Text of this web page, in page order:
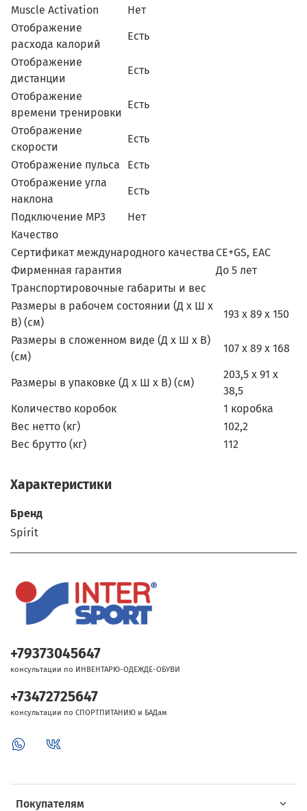
Muscle Activation
Нет
Отображение
расхода калорий
Есть
Отображение
дистанции
Есть
Отображение
времени тренировки
Есть
Отображение
скорости
Есть
Отображение пульса
Есть
Отображение угла
наклона
Есть
Подключение MP3
Нет
Качество
Сертификат международного качества CE+GS, EAC
Фирменная гарантия
До 5 лет
Транспортировочные габариты и вес
Размеры в рабочем состоянии (Д х Ш х
В) (см)
193 х 89 х 150
Размеры в сложенном виде (Д х Ш х В)
(см)
107 х 89 х 168
Размеры в упаковке (Д х Ш х В) (см)
203,5 х 91 х
38,5
Количество коробок
1 коробка
Вес нетто (кг)
102,2
Вес брутто (кг)
112
Характеристики
Бренд
Spirit
Покупателям
+79373045647
консультации по ИНВЕНТАРЮ-ОДЕЖДЕ-ОБУВИ
+73472725647
консультации по СПОРТПИТАНИЮ и БАДам